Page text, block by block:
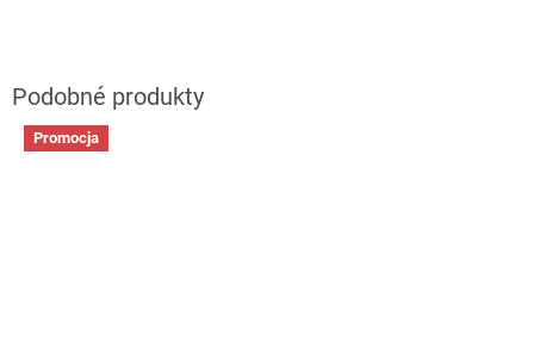
Promocja